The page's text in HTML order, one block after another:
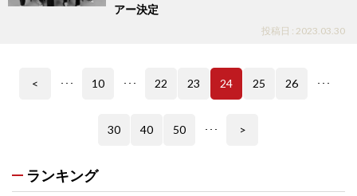
アー決定
投稿日 : 2023.03.30
< ･･･ 10 ･･･ 22 23 24 25 26 ･･･
30 40 50 ･･･ >
ランキング